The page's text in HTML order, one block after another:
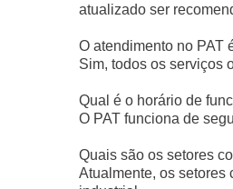
atualizado ser
O atendimento no PAT
Sim, todos os serviços
Qual é o horário de
O PAT funciona de
Quais são os setores
Atualmente, os setores